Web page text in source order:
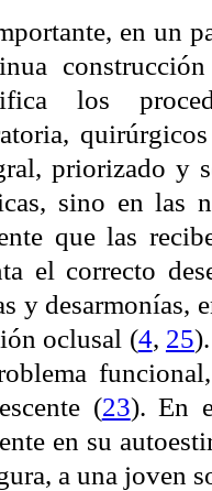
en un
los
priorizado y
sino en las
que las
el correcto
y desarmonías,
oclusal (4, 25
(23). En
en su
a una joven